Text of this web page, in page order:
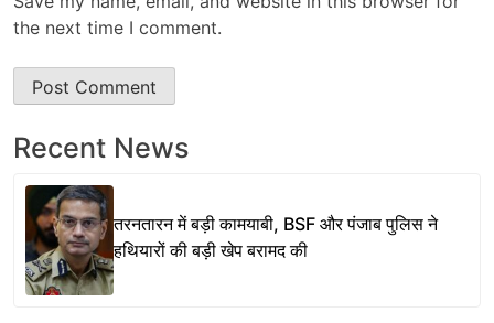
the next time I comment.
Recent News
तरनतारन में बड़ी कामयाबी, BSF और पंजाब पुलिस ने
हथियारों की बड़ी खेप बरामद की